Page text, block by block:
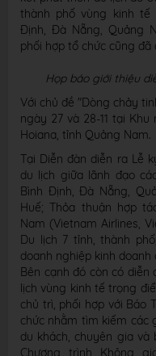
thành phố vùng kinh tế
Định, Đà Nẵng, Quảng
phối hợp tổ chức cũng đã
Họp báo giới thiệu
Với chủ đề "Dòng chảy
ngày 27 và 28-11 tại
Hoiana, tỉnh Quảng Nam.
Tại Diễn đàn diễn ra Lễ
du lịch giữa lãnh đạo
Bình Định, Đà Nẵng,
Huế; Thỏa thuận hợp
Nam (Vietnam Airlines,
Du lịch 7 tỉnh, thành
doanh nghiệp kinh doanh
Bên cạnh đó còn có
lịch vùng kinh tế trọng
chủ trì, phối hợp với Báo
chức nhằm tìm kiếm các
du khách, chuyên gia và
Chương trình Không